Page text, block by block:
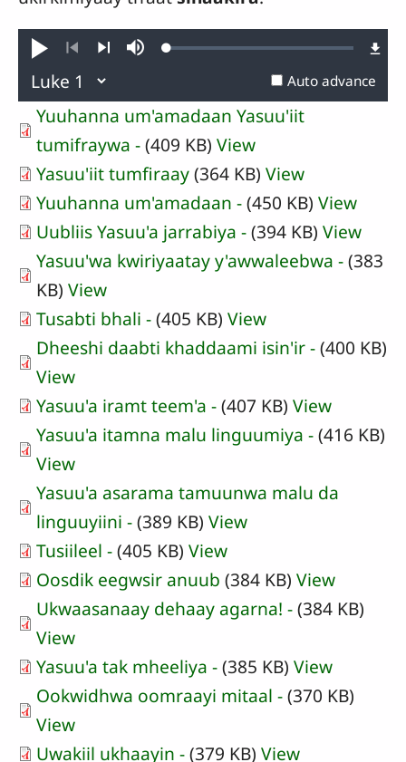
Play
Previous
MuteLoaded:
Auto advance
Yuuhanna um'amadaan Yasuu'iit
tumifraywa -(409 KB) View
Yasuu'iit tumfiraay(364 KB) View
Yuuhanna um'amadaan -(450 KB) View
Uubliis Yasuu'a jarrabiya -(394 KB) View
Yasuu'wa kwiriyaatay y'awwaleebwa -(383
KB) View
Tusabti bhali -(405 KB) View
Dheeshi daabti khaddaami isin'ir -(400 KB)
View
Yasuu'a iramt teem'a -(407 KB) View
Yasuu'a itamna malu linguumiya -(416 KB)
View
Yasuu'a asarama tamuunwa malu da
linguuyiini -(389 KB) View
Tusiileel -(405 KB) View
Oosdik eegwsir anuub (384 KB) View
Ukwaasanaay dehaay agarna! -(384 KB)
View
Yasuu'a tak mheeliya -(385 KB) View
Ookwidhwa oomraayi mitaal -(370 KB)
View
Uwakiil ukhaayin -(379 KB) View